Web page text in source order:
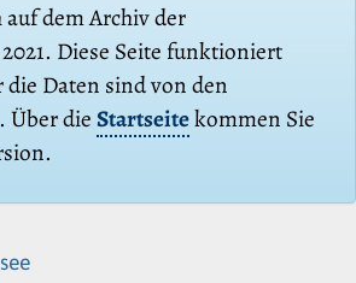
dem Archiv der
Diese Seite funktioniert
Daten sind von den
Über dieStartseitekommen Sie